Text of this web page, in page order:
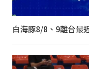
白海豚8/8、9離台最